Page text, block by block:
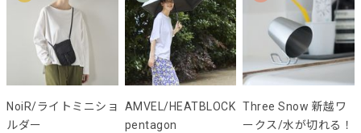
NoiR/ライトミニショ
ルダー
AMVEL/HEATBLOCK
pentagon
Three Snow 新越ワ
ークス/水が切れる！